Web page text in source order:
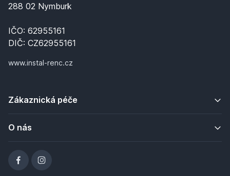
288 02 Nymburk
IČO: 62955161
DIČ: CZ62955161
www.instal-renc.cz
Zákaznická péče
O nás